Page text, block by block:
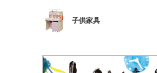
子供家具